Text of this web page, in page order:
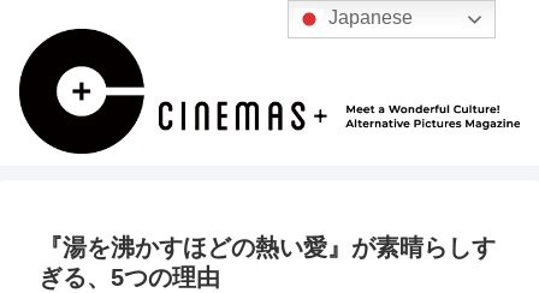
『湯を沸かすほどの熱い愛』が素晴らしす
ぎる、5つの理由
Japanese